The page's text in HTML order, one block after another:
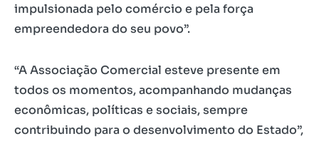
impulsionada pelo comércio e pela força
empreendedora do seu povo”.
“A Associação Comercial esteve presente em
todos os momentos, acompanhando mudanças
econômicas, políticas e sociais, sempre
contribuindo para o desenvolvimento do Estado”,